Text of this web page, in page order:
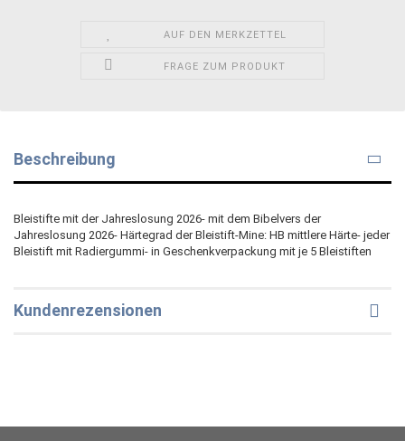
AUF DEN MERKZETTEL
FRAGE ZUM PRODUKT
Beschreibung
Bleistifte mit der Jahreslosung 2026- mit dem Bibelvers der
Jahreslosung 2026- Härtegrad der Bleistift-Mine: HB mittlere Härte- jeder
Bleistift mit Radiergummi- in Geschenkverpackung mit je 5 Bleistiften
Kundenrezensionen